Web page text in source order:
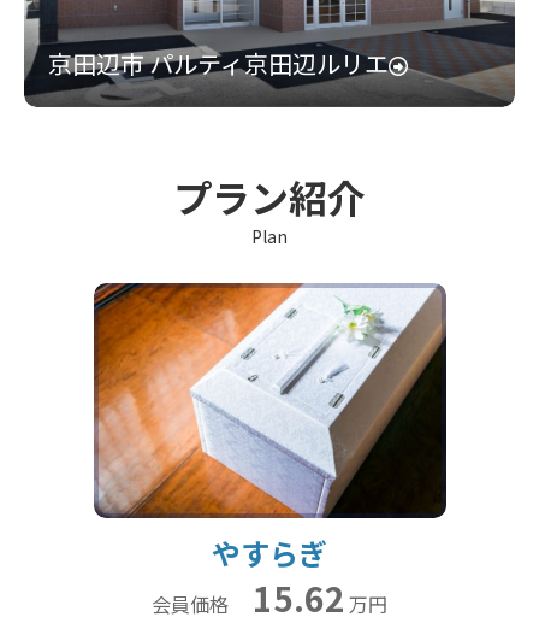
京田辺市 パルティ京田辺ルリエ
プラン紹介
Plan
やすらぎ
会員価格 15.62 万円